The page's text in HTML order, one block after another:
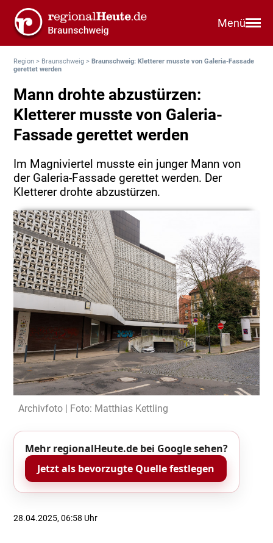
Menü
Region > Braunschweig >Braunschweig: Kletterer musste von Galeria-Fassade
gerettet werden
Mann drohte abzustürzen:
Kletterer musste von Galeria-
Fassade gerettet werden
Im Magniviertel musste ein junger Mann von
der Galeria-Fassade gerettet werden. Der
Kletterer drohte abzustürzen.
Archivfoto | Foto: Matthias Kettling
Mehr regionalHeute.de bei Google sehen?
Jetzt als bevorzugte Quelle festlegen
28.04.2025, 06:58 Uhr